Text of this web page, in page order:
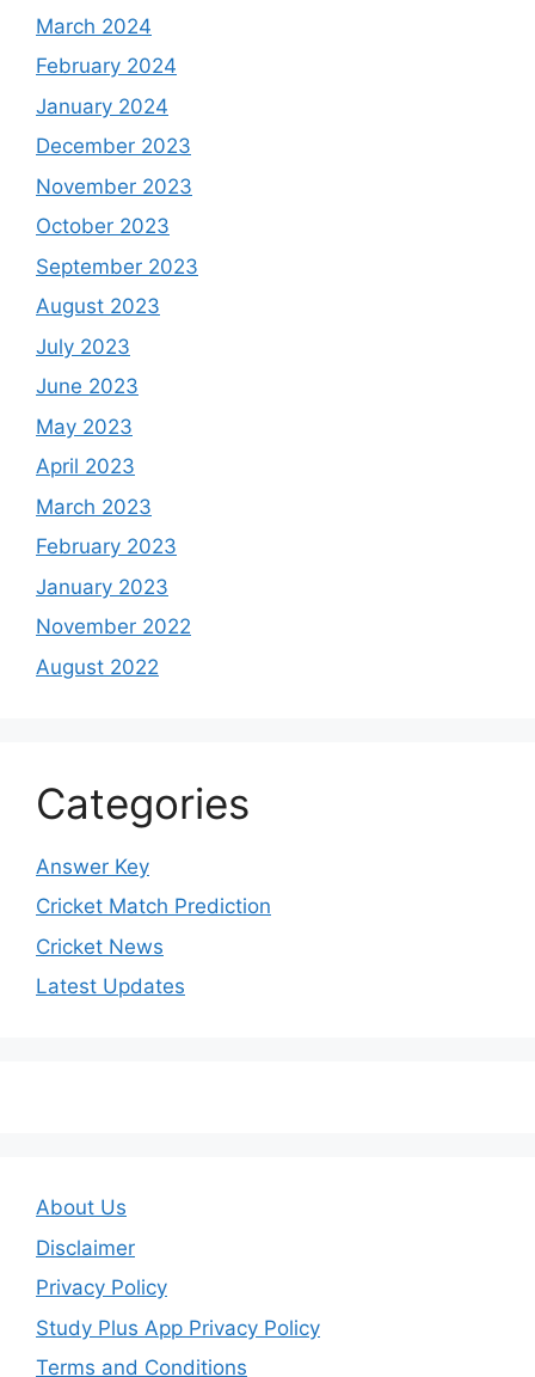
March 2024
February 2024
January 2024
December 2023
November 2023
October 2023
September 2023
August 2023
July 2023
June 2023
May 2023
April 2023
March 2023
February 2023
January 2023
November 2022
August 2022
Categories
Answer Key
Cricket Match Prediction
Cricket News
Latest Updates
About Us
Disclaimer
Privacy Policy
Study Plus App Privacy Policy
Terms and Conditions